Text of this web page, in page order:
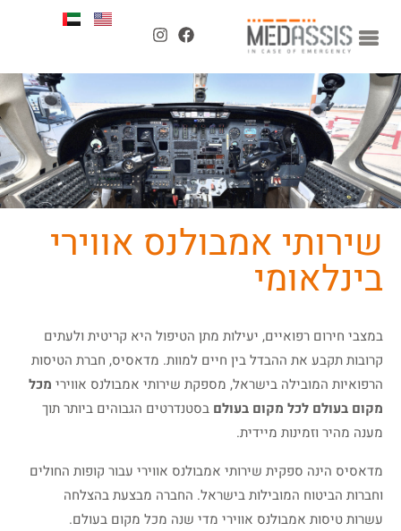
שירותי אמבולנס אווירי
בינלאומי
במצבי חירום רפואיים, יעילות מתן הטיפול היא קריטית ולעתים
קרובות תקבע את ההבדל בין חיים למוות. מדאסיס, חברת הטיסות
הרפואיות המובילה בישראל, מספקת שירותי אמבולנס אווירי מכל
מקום בעולם לכל מקום בעולם בסטנדרטים הגבוהים ביותר תוך
מענה מהיר וזמינות מיידית.
מדאסיס הינה ספקית שירותי אמבולנס אווירי עבור קופות החולים
וחברות הביטוח המובילות בישראל. החברה מבצעת בהצלחה
עשרות טיסות אמבולנס אווירי מדי שנה מכל מקום בעולם.